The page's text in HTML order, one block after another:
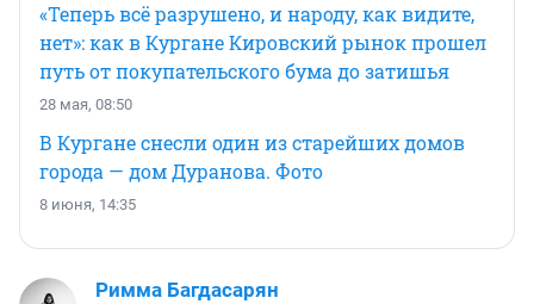
«Теперь всё разрушено, и народу, как видите,
нет»: как в Кургане Кировский рынок прошел
путь от покупательского бума до затишья
28 мая, 08:50
В Кургане снесли один из старейших домов
города — дом Дуранова. Фото
8 июня, 14:35
Римма Багдасарян